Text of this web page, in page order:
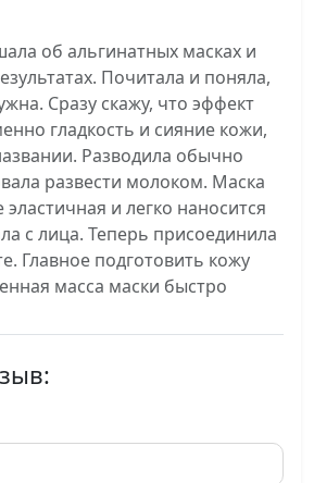
об альгинатных масках и
Почитала и поняла,
Сразу скажу, что эффект
гладкость и сияние кожи,
Разводила обычно
развести молоком. Маска
и легко наносится
с лица. Теперь присоединила
Главное подготовить кожу
масса маски быстро